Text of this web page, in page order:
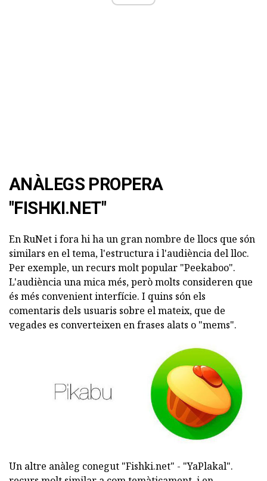
ANÀLEGS PROPERA
"FISHKI.NET"
En RuNet i fora hi ha un gran nombre de llocs que són
similars en el tema, l'estructura i l'audiència del lloc.
Per exemple, un recurs molt popular "Peekaboo".
L'audiència una mica més, però molts consideren que
és més convenient interfície. I quins són els
comentaris dels usuaris sobre el mateix, que de
vegades es converteixen en frases alats o "mems".
Un altre anàleg conegut "Fishki.net" - "YaPlakal".